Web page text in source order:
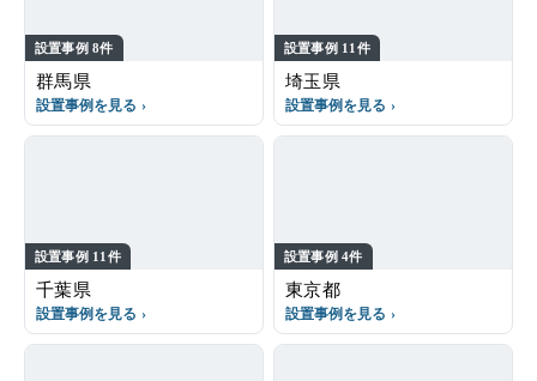
設置事例 8件
群馬県
設置事例を見る
設置事例 11件
埼玉県
設置事例を見る
設置事例 11件
千葉県
設置事例を見る
設置事例 4件
東京都
設置事例を見る